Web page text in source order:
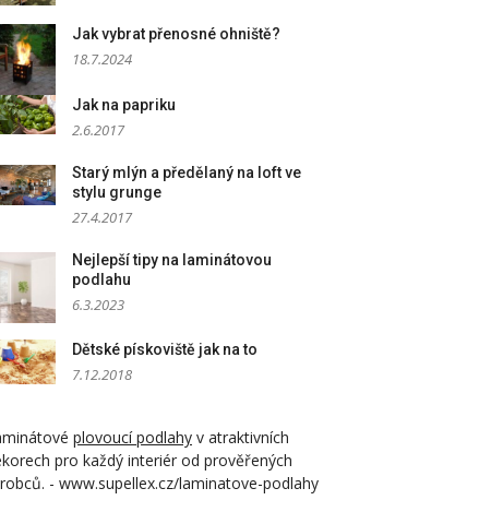
Jak vybrat přenosné ohniště?
18.7.2024
Jak na papriku
2.6.2017
Starý mlýn a předělaný na loft ve
stylu grunge
27.4.2017
Nejlepší tipy na laminátovou
podlahu
6.3.2023
Dětské pískoviště jak na to
7.12.2018
plovoucí podlahy v atraktivních
pro každý interiér od prověřených
- www.supellex.cz/laminatove-podlahy